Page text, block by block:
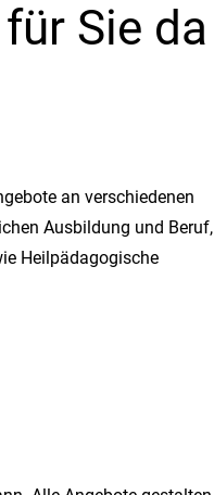
Sie da
an verschiedenen
Ausbildung und Beruf,
Heilpädagogische